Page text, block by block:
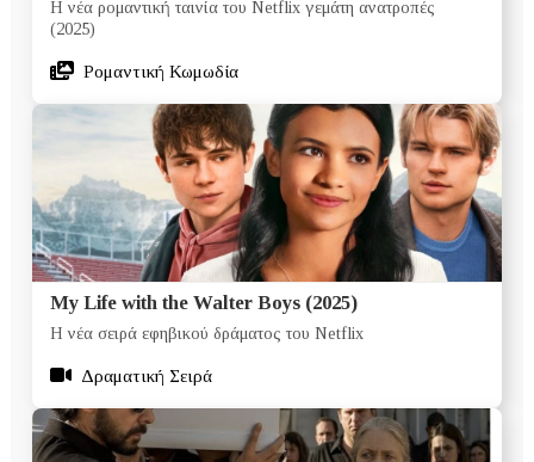
Η νέα ρομαντική ταινία του Netflix γεμάτη ανατροπές
(2025)
Ρομαντική Κωμωδία
My Life with the Walter Boys (2025)
Η νέα σειρά εφηβικού δράματος του Netflix
Δραματική Σειρά